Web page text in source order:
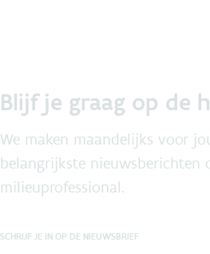
Blijf je graag op de
We maken maandelijks voor
belangrijkste nieuwsberichten
milieuprofessional.
SCHRIJF JE IN OP DE NIEUWSBRIEF